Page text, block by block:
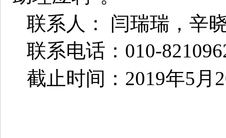
联系人：
闫瑞瑞，辛
联系电话： 010-
截止时间： 2019年5 月